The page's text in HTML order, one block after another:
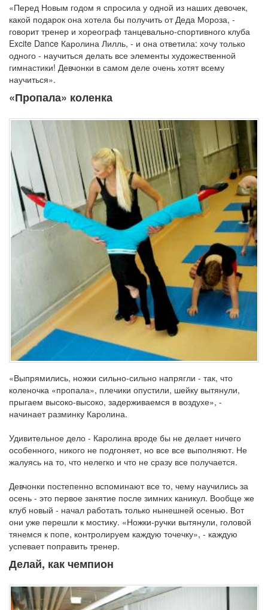
«Перед Новым годом я спросила у одной из наших девочек,
какой подарок она хотела бы получить от Деда Мороза, -
говорит тренер и хореограф танцевально-спортивного клуба
Excite Dance Каролина Лилль, - и она ответила: хочу только
одного - научиться делать все элементы художественной
гимнастики! Девчонки в самом деле очень хотят всему
научиться».
«Пропала» коленка
«Выпрямились, ножки сильно-сильно напрягли - так, что
коленочка «пропала», плечики опустили, шейку вытянули,
прыгаем высоко-высоко, задерживаемся в воздухе», -
начинает разминку Каролина.
Удивительное дело - Каролина вроде бы не делает ничего
особенного, никого не подгоняет, но все все выполняют. Не
жалуясь на то, что нелегко и что не сразу все получается.
Девчонки постепенно вспоминают все то, чему научились за
осень - это первое занятие после зимних каникул. Вообще же
клуб новый - начал работать только нынешней осенью. Вот
они уже перешли к мостику. «Ножки-ручки вытянули, головой
тянемся к попе, контролируем каждую точечку», - каждую
успевает поправить тренер.
Делай, как чемпион